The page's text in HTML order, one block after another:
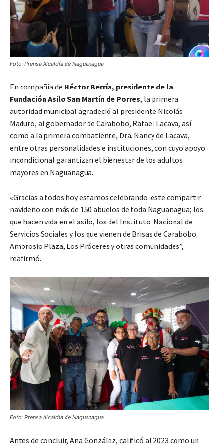
Foto: Prensa Alcaldía de Naguanagua
En compañía de Héctor Berría, presidente de la
Fundación Asilo San Martín de Porres, la primera
autoridad municipal agradeció al presidente Nicolás
Maduro, al gobernador de Carabobo, Rafael Lacava, así
como a la primera combatiente, Dra. Nancy de Lacava,
entre otras personalidades e instituciones, con cuyo apoyo
incondicional garantizan el bienestar de los adultos
mayores en Naguanagua.
«Gracias a todos hoy estamos celebrando este compartir
navideño con más de 150 abuelos de toda Naguanagua; los
que hacen vida en el asilo, los del Instituto Nacional de
Servicios Sociales y los que vienen de Brisas de Carabobo,
Ambrosio Plaza, Los Próceres y otras comunidades”,
reafirmó.
Foto: Prensa Alcaldía de Naguanagua
Antes de concluir, Ana González, calificó al 2023 como un